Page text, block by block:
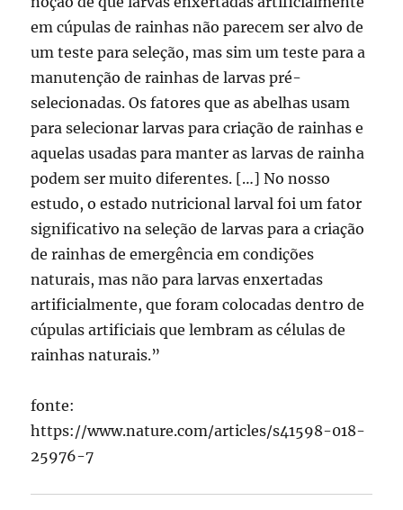
em cúpulas de rainhas não parecem ser alvo de
um teste para seleção, mas sim um teste para a
manutenção de rainhas de larvas pré-
selecionadas. Os fatores que as abelhas usam
para selecionar larvas para criação de rainhas e
aquelas usadas para manter as larvas de rainha
podem ser muito diferentes. […] No nosso
estudo, o estado nutricional larval foi um fator
significativo na seleção de larvas para a criação
de rainhas de emergência em condições
naturais, mas não para larvas enxertadas
artificialmente, que foram colocadas dentro de
cúpulas artificiais que lembram as células de
rainhas naturais.”
fonte:
https://www.nature.com/articles/s41598-018-
25976-7